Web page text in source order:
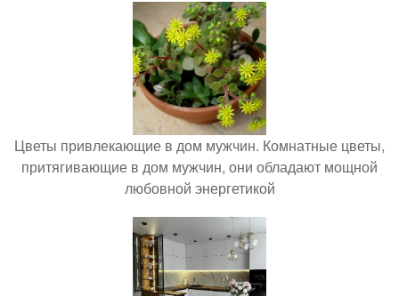
Цветы привлекающие в дом мужчин. Комнатные цветы,
притягивающие в дом мужчин, они обладают мощной
любовной энергетикой